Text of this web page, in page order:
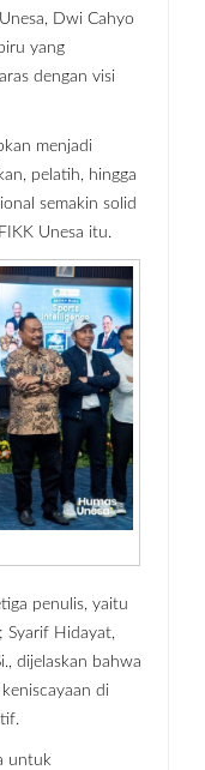
Dwi Cahyo
yang
dengan visi
menjadi
pelatih, hingga
semakin solid
Unesa itu.
penulis, yaitu
Syarif Hidayat,
dijelaskan bahwa
di
untuk